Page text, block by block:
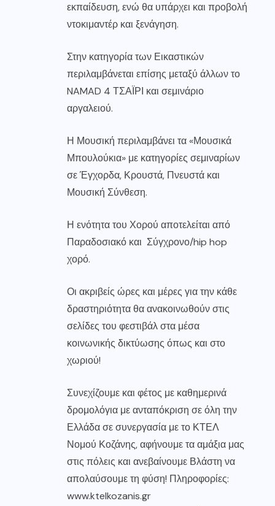
εκπαίδευση, ενώ θα υπάρχει και προβολή
ντοκιμαντέρ και ξενάγηση.
Στην κατηγορία των Εικαστικών
περιλαμβάνεται επίσης μεταξύ άλλων το
NAMAD 4 ΤΣΑΪΡΙ και σεμινάριο
αργαλειού.
Η Μουσική περιλαμβάνει τα «Μουσικά
Μπουλούκια» με κατηγορίες σεμιναρίων
σε Έγχορδα, Κρουστά, Πνευστά και
Μουσική Σύνθεση.
Η ενότητα του Χορού αποτελείται από
Παραδοσιακό και Σύγχρονο/hip hop
χορό.
Οι ακριβείς ώρες και μέρες για την κάθε
δραστηριότητα θα ανακοινωθούν στις
σελίδες του φεστιβάλ στα μέσα
κοινωνικής δικτύωσης όπως και στο
χωριού!
Συνεχίζουμε και φέτος με καθημερινά
δρομολόγια με ανταπόκριση σε όλη την
Ελλάδα σε συνεργασία με το ΚΤΕΛ
Νομού Κοζάνης, αφήνουμε τα αμάξια μας
στις πόλεις και ανεβαίνουμε Βλάστη να
απολαύσουμε τη φύση! Πληροφορίες:
www.ktelkozanis.gr